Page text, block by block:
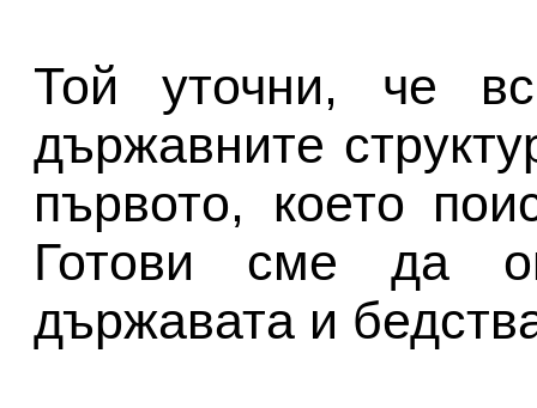
Той уточни, че
държавните
първото, което
Готови сме да
държавата и